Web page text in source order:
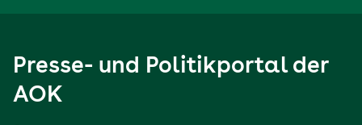
Presse- und Politikportal der
AOK